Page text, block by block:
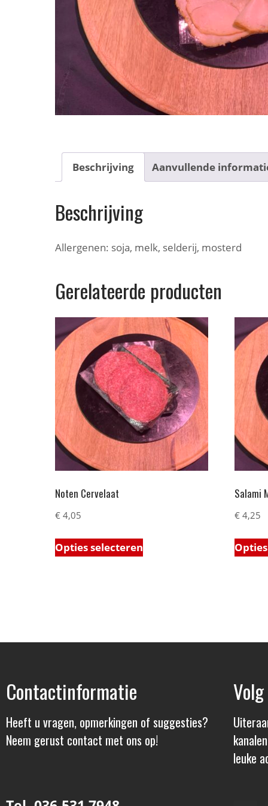
Beschrijving Aanvullende
Beschrijving
Allergenen: soja, melk, selderij, mosterd
Gerelateerde producten
Noten Cervelaat
€ 4,05
Opties selecteren
Salami
€4,25
Contactinformatie
Heeft u vragen, opmerkingen of suggesties?
Neem gerust contact met ons op!
leuke